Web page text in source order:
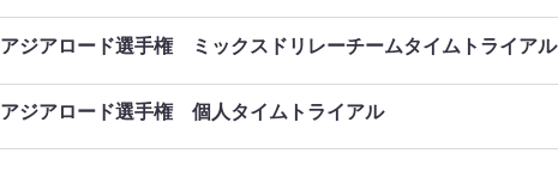
アジアロード選手権 ミックスドリレーチームタイムトライアル
アジアロード選手権 個人タイムトライアル